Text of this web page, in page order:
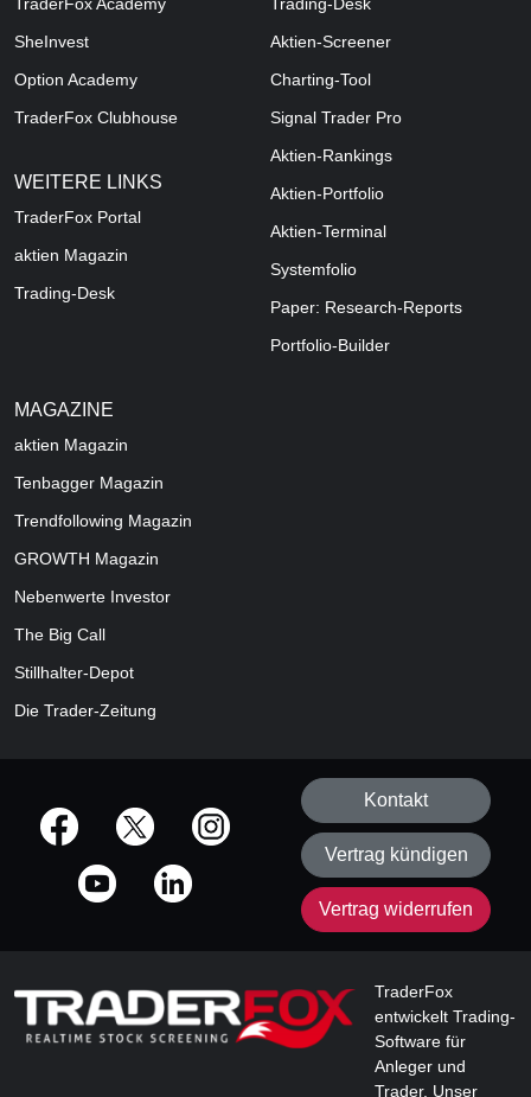
TraderFox Academy
SheInvest
Option Academy
TraderFox Clubhouse
WEITERE LINKS
TraderFox Portal
aktien Magazin
Trading-Desk
Trading-Desk
Aktien-Screener
Charting-Tool
Signal Trader Pro
Aktien-Rankings
Aktien-Portfolio
Aktien-Terminal
Systemfolio
Paper: Research-Reports
Portfolio-Builder
MAGAZINE
aktien Magazin
Tenbagger Magazin
Trendfollowing Magazin
GROWTH Magazin
Nebenwerte Investor
The Big Call
Stillhalter-Depot
Die Trader-Zeitung
offizielle Social Media-Accounts
Kontakt
Vertrag kündigen
Vertrag widerrufen
TraderFox
entwickelt Trading-
Software für
Anleger und
Trader. Unser